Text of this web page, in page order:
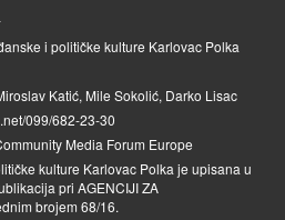
i političke kulture Karlovac Polka
Katić, Mile Sokolić, Darko Lisac
099/682-23-30
Media Forum Europe
kulture Karlovac Polka je upisana u
pri AGENCIJI ZA
brojem 68/16.